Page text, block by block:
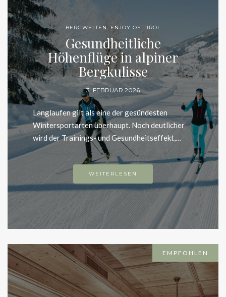
Gesundheitliche
Höhenflüge in alpiner
Bergkulisse
3. FEBRUAR 2026
Langlaufen gilt als eine der gesündesten
Wintersportarten überhaupt. Noch deutlicher wird
der Trainings- und Gesundheitseffekt,…
WEITERLESEN
EMPFOHLEN
ENJOY OSTTIROL GENUSS